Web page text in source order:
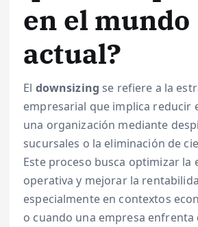
en el mundo
actual?
El downsizing se refiere a la
empresarial que implica reducir
una organización mediante
sucursales o la eliminación de
Este proceso busca optimizar la
operativa y mejorar la
especialmente en contextos
o cuando una empresa enfrenta